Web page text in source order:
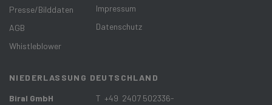
Presse/Bilddaten
AGB
Whistleblower
Impressum
Datenschutz
NIEDERLASSUNG DEUTSCHLAND
Biral GmbH
T +49 2407 502336-